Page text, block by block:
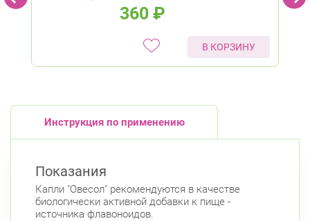
360 ₽
В КОРЗИНУ
Инструкция по применению
Показания
Капли "Овесол" рекомендуются в качестве
биологически активной добавки к пище -
источника флавоноидов.